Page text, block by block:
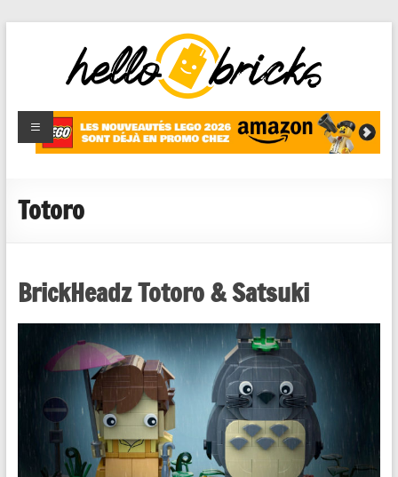
HelloBricks
Blog LEGO,
nouveaut�s
reviews
Totoro
BrickHeadz Totoro & Satsuki